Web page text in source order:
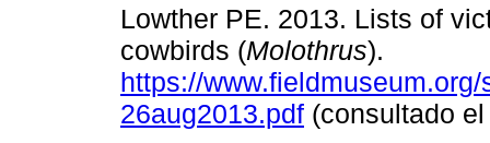
Lowther PE. 2013. Lists of
cowbirds (Molothrus).
https://
26aug2013.pdf (consultado